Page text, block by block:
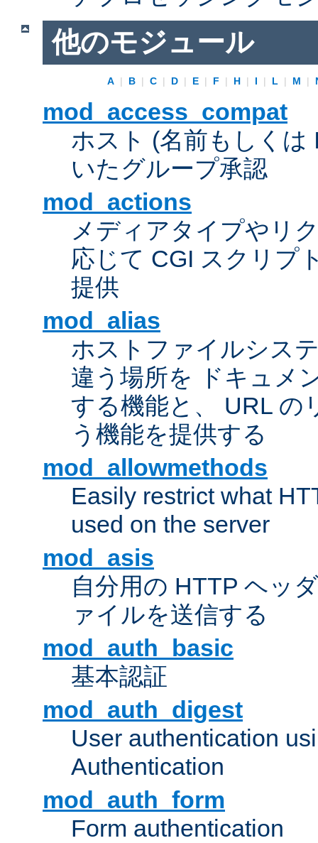
他のモジュール
A | B | C | D | E | F | H | I | L | M |
mod_access_compat
ホスト (名前もしくは
いたグループ承認
mod_actions
メディアタイプやリ
応じて CGI スクリプ
提供
mod_alias
ホストファイルシス
違う場所を ドキュメ
する機能と、 URL の
う機能を提供する
mod_allowmethods
Easily restrict what
used on the server
mod_asis
自分用の HTTP ヘッ
ァイルを送信する
mod_auth_basic
基本認証
mod_auth_digest
User authentication
Authentication
mod_auth_form
Form authentication